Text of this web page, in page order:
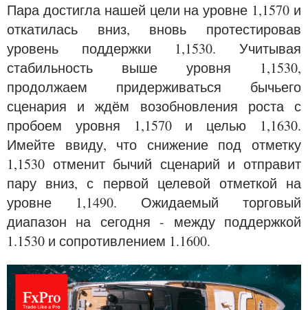
Пара достигла нашей цели на уровне 1,1570 и
откатилась вниз, вновь протестировав
уровень поддержки 1,1530. Учитывая
стабильность выше уровня 1,1530,
продолжаем придерживаться бычьего
сценария и ждём возобновления роста с
пробоем уровня 1,1570 и целью 1,1630.
Имейте ввиду, что снижение под отметку
1,1530 отменит бычий сценарий и отправит
пару вниз, с первой целевой отметкой на
уровне 1,1490. Ожидаемый торговый
диапазон на сегодня - между поддержкой
1.1530 и сопротивлением 1.1600.